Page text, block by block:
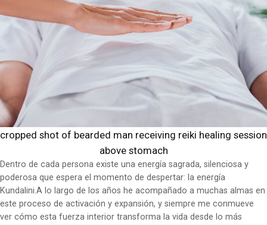
cropped shot of bearded man receiving reiki healing session
above stomach
Dentro de cada persona existe una energía sagrada, silenciosa y
poderosa que espera el momento de despertar: la energía
Kundalini.A lo largo de los años he acompañado a muchas almas en
este proceso de activación y expansión, y siempre me conmueve
ver cómo esta fuerza interior transforma la vida desde lo más